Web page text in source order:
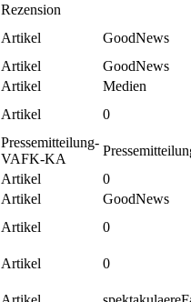
Rezension
Artikel
GoodNews
Artikel
GoodNews
Artikel
Medien
Artikel
0
Pressemitteilung-
VAFK-KA
Artikel
0
Artikel
GoodNews
Artikel
0
Artikel
0